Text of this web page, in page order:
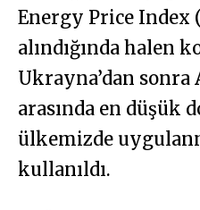
Energy Price Index
alındığında halen
Ukrayna’dan
arasında en düşük
ülkemizde
kullanıldı.